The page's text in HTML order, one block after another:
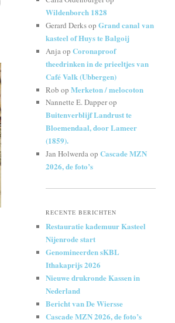
Wildenborch 1828
Gerard Derksop Grand canal van
kasteel of Huys te Balgoij
Anjaop Coronaproof
theedrinken in de prieeltjes van
Café Valk (Ubbergen)
Rob op Merketon / melocoton
Nannette E. Dapperop
Buitenverblijf Landrust te
Bloemendaal, door Lameer
(1859).
Jan Holwerdaop Cascade MZN
2026, de foto’s
RECENTE BERICHTEN
Restauratie kademuur Kasteel
Nijenrode start
Genomineerden sKBL
Ithakaprijs 2026
Nieuwe drukronde Kassen in
Nederland
Bericht van De Wiersse
Cascade MZN 2026, de foto’s